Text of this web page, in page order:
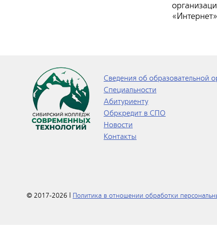
Сведения об образовательной
Специальности
Абитуриенту
Обркредит в СПО
Новости
Контакты
© 2017-2026 | Политика в отношении обработки